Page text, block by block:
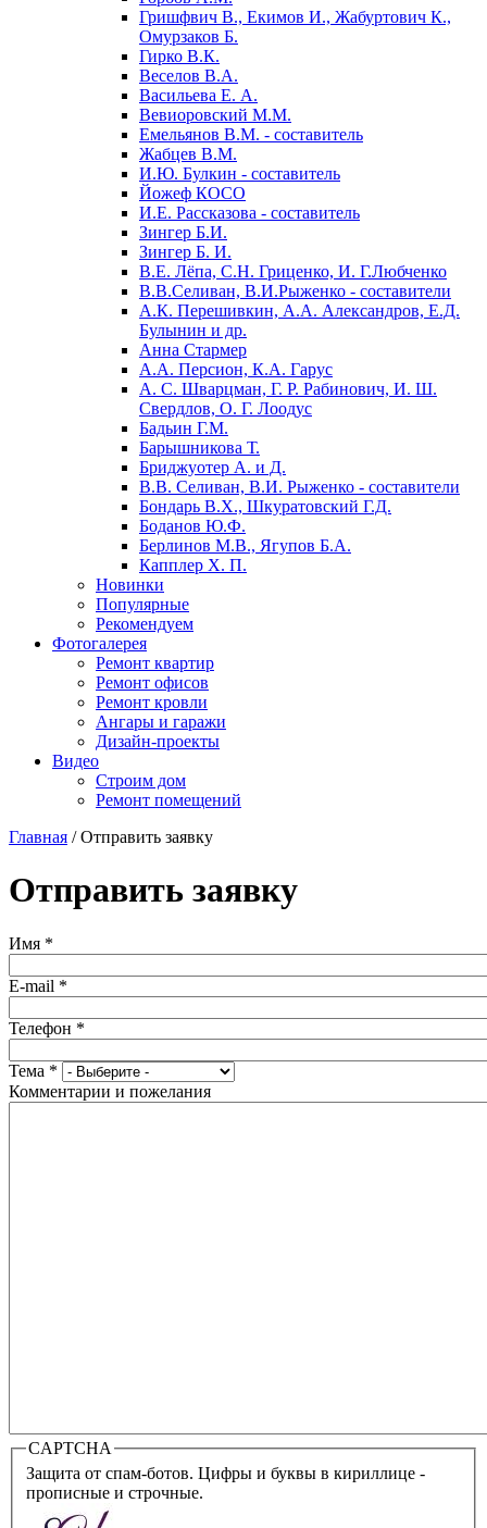
Гришфвич В., Екимов И., Жабуртович К.,
Омурзаков Б.
Гирко В.К.
Веселов В.А.
Васильева Е. А.
Вевиоровский М.М.
Емельянов В.М. - составитель
Жабцев В.М.
И.Ю. Булкин - составитель
Йожеф КОСО
И.Е. Рассказова - составитель
Зингер Б.И.
Зингер Б. И.
В.Е. Лёпа, С.Н. Гриценко, И. Г.Любченко
В.В.Селиван, В.И.Рыженко - составители
А.К. Перешивкин, А.А. Александров, Е.Д.
Булынин и др.
Анна Стармер
А.А. Персион, К.А. Гарус
А. С. Шварцман, Г. Р. Рабинович, И. Ш.
Свердлов, О. Г. Лоодус
Бадьин Г.М.
Барышникова Т.
Бриджуотер А. и Д.
В.В. Селиван, В.И. Рыженко - составители
Бондарь В.X., Шкуратовский Г.Д.
Боданов Ю.Ф.
Берлинов М.В., Ягупов Б.А.
Капплер X. П.
Новинки
Популярные
Рекомендуем
Фотогалерея
Ремонт квартир
Ремонт офисов
Ремонт кровли
Ангары и гаражи
Дизайн-проекты
Видео
Строим дом
Ремонт помещений
Главная /Отправить заявку
Отправить заявку
Имя *
E-mail *
Телефон *
Тема *
Комментарии и пожелания
CAPTCHA
Защита от спам-ботов. Цифры и буквы в кириллице -
прописные и строчные.